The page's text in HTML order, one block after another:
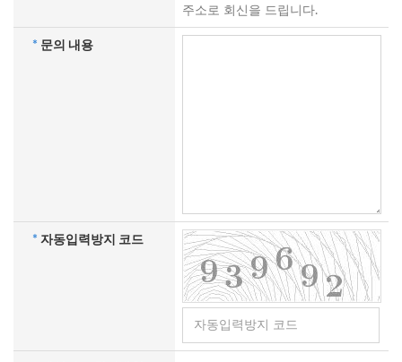
주소로 회신을 드립니다.
* 문의 내용
* 자동입력방지 코드